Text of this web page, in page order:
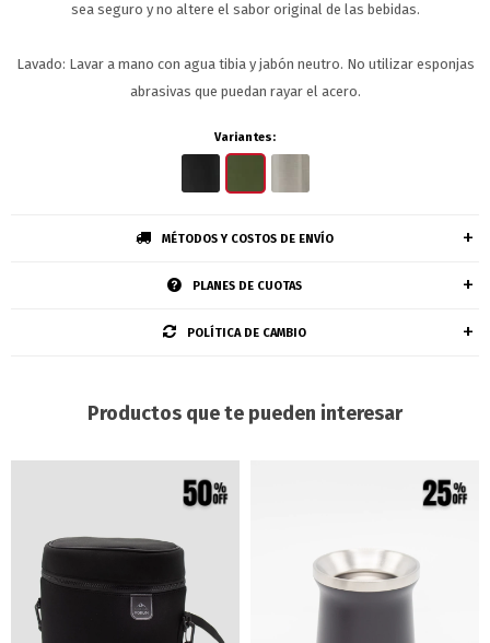
sea seguro y no altere el sabor original de las bebidas.
Lavado: Lavar a mano con agua tibia y jabón neutro. No utilizar esponjas
abrasivas que puedan rayar el acero.
Variantes:
MÉTODOS Y COSTOS DE ENVÍO
PLANES DE CUOTAS
POLÍTICA DE CAMBIO
Productos que te pueden interesar